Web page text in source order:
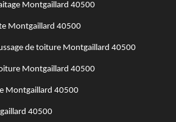
Montgaillard 40500
Montgaillard 40500
de toiture Montgaillard 40500
Montgaillard 40500
Montgaillard 40500
40500